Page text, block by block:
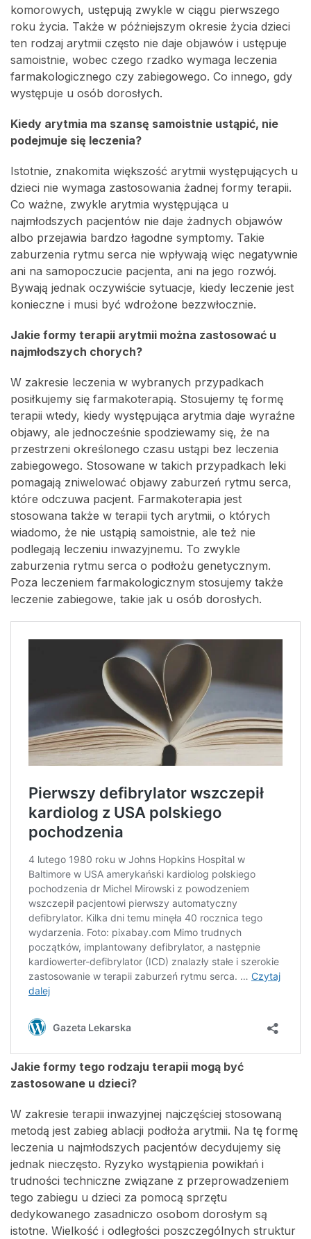
komorowych, ustępują zwykle w ciągu pierwszego
roku życia. Także w późniejszym okresie życia dzieci
ten rodzaj arytmii często nie daje objawów i ustępuje
samoistnie, wobec czego rzadko wymaga leczenia
farmakologicznego czy zabiegowego. Co innego, gdy
występuje u osób dorosłych.
Kiedy arytmia ma szansę samoistnie ustąpić, nie
podejmuje się leczenia?
Istotnie, znakomita większość arytmii występujących u
dzieci nie wymaga zastosowania żadnej formy terapii.
Co ważne, zwykle arytmia występująca u
najmłodszych pacjentów nie daje żadnych objawów
albo przejawia bardzo łagodne symptomy. Takie
zaburzenia rytmu serca nie wpływają więc negatywnie
ani na samopoczucie pacjenta, ani na jego rozwój.
Bywają jednak oczywiście sytuacje, kiedy leczenie jest
konieczne i musi być wdrożone bezzwłocznie.
Jakie formy terapii arytmii można zastosować u
najmłodszych chorych?
W zakresie leczenia w wybranych przypadkach
posiłkujemy się farmakoterapią. Stosujemy tę formę
terapii wtedy, kiedy występująca arytmia daje wyraźne
objawy, ale jednocześnie spodziewamy się, że na
przestrzeni określonego czasu ustąpi bez leczenia
zabiegowego. Stosowane w takich przypadkach leki
pomagają zniwelować objawy zaburzeń rytmu serca,
które odczuwa pacjent. Farmakoterapia jest
stosowana także w terapii tych arytmii, o których
wiadomo, że nie ustąpią samoistnie, ale też nie
podlegają leczeniu inwazyjnemu. To zwykle
zaburzenia rytmu serca o podłożu genetycznym.
Poza leczeniem farmakologicznym stosujemy także
leczenie zabiegowe, takie jak u osób dorosłych.
Jakie formy tego rodzaju terapii mogą być
zastosowane u dzieci?
W zakresie terapii inwazyjnej najczęściej stosowaną
metodą jest zabieg ablacji podłoża arytmii. Na tę formę
leczenia u najmłodszych pacjentów decydujemy się
jednak nieczęsto. Ryzyko wystąpienia powikłań i
trudności techniczne związane z przeprowadzeniem
tego zabiegu u dzieci za pomocą sprzętu
dedykowanego zasadniczo osobom dorosłym są
istotne. Wielkość i odległości poszczególnych struktur